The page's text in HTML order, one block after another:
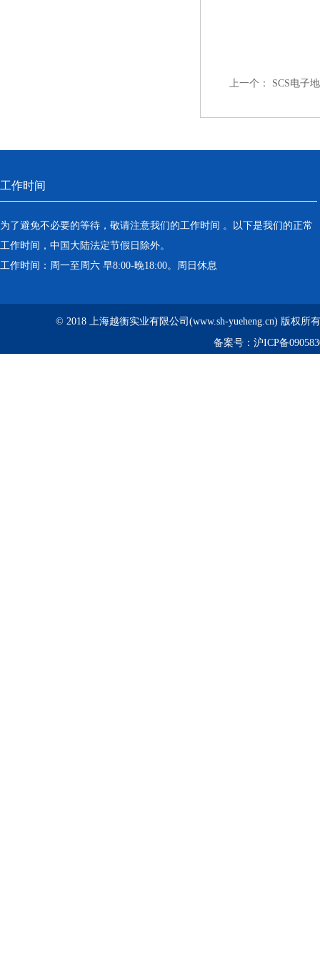
上一个： SCS电子
工作时间
为了避免不必要的等待，敬请注意我们的工作时间 。以下是我们的正常
工作时间，中国大陆法定节假日除外。
工作时间：周一至周六 早8:00-晚18:00。周日休息
© 2018 上海越衡实业有限公司(www.sh-yueheng.cn) 版权所
备案号： 沪ICP备